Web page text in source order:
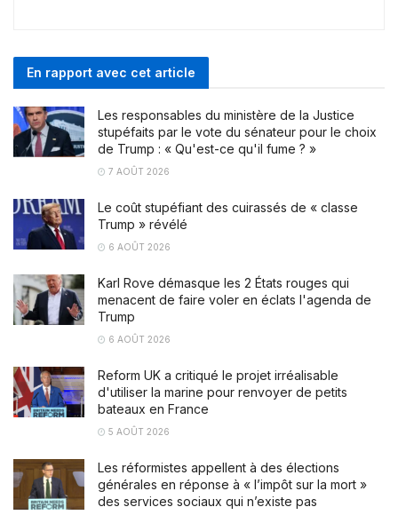
En rapport avec cet article
Les responsables du ministère de la Justice
stupéfaits par le vote du sénateur pour le choix
de Trump : « Qu'est-ce qu'il fume ? »
7 AOÛT 2026
Le coût stupéfiant des cuirassés de « classe
Trump » révélé
6 AOÛT 2026
Karl Rove démasque les 2 États rouges qui
menacent de faire voler en éclats l'agenda de
Trump
6 AOÛT 2026
Reform UK a critiqué le projet irréalisable
d'utiliser la marine pour renvoyer de petits
bateaux en France
5 AOÛT 2026
Les réformistes appellent à des élections
générales en réponse à « l’impôt sur la mort »
des services sociaux qui n’existe pas